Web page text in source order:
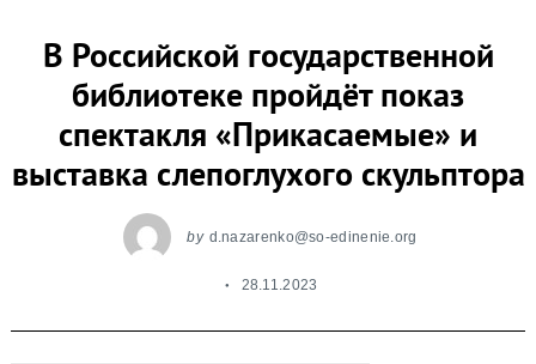
В Российской государственной
библиотеке пройдёт показ
спектакля «Прикасаемые» и
выставка слепоглухого скульптора
by d.nazarenko@so-edinenie.org
28.11.2023